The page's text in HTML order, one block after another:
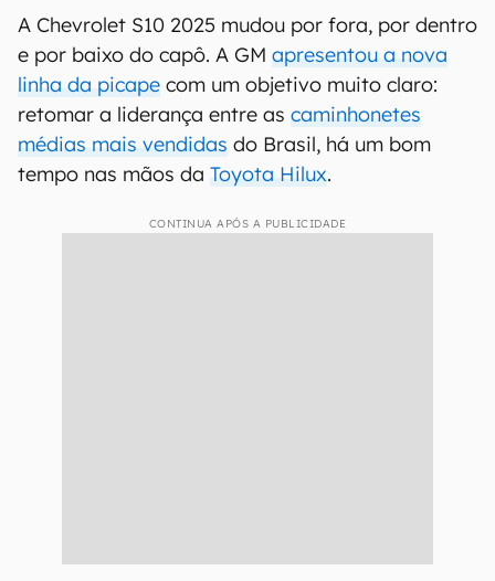
A Chevrolet S10 2025 mudou por fora, por dentro
e por baixo do capô. A GM apresentou a nova
linha da picape com um objetivo muito claro:
retomar a liderança entre as caminhonetes
médias mais vendidas do Brasil, há um bom
tempo nas mãos da Toyota Hilux.
CONTINUA APÓS A PUBLICIDADE